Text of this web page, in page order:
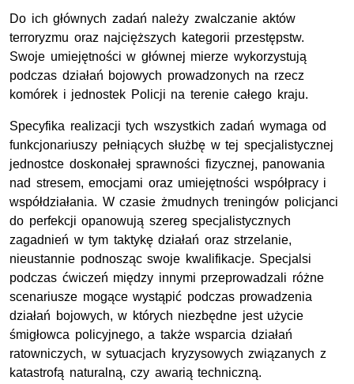
Do ich głównych zadań należy zwalczanie aktów
terroryzmu oraz najcięższych kategorii przestępstw.
Swoje umiejętności w głównej mierze wykorzystują
podczas działań bojowych prowadzonych na rzecz
komórek i jednostek Policji na terenie całego kraju.
Specyfika realizacji tych wszystkich zadań wymaga od
funkcjonariuszy pełniących służbę w tej specjalistycznej
jednostce doskonałej sprawności fizycznej, panowania
nad stresem, emocjami oraz umiejętności współpracy i
współdziałania. W czasie żmudnych treningów policjanci
do perfekcji opanowują szereg specjalistycznych
zagadnień w tym taktykę działań oraz strzelanie,
nieustannie podnosząc swoje kwalifikacje. Specjalsi
podczas ćwiczeń między innymi przeprowadzali różne
scenariusze mogące wystąpić podczas prowadzenia
działań bojowych, w których niezbędne jest użycie
śmigłowca policyjnego, a także wsparcia działań
ratowniczych, w sytuacjach kryzysowych związanych z
katastrofą naturalną, czy awarią techniczną.